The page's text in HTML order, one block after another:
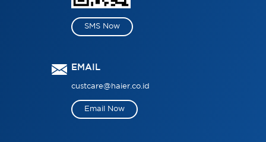
SMS Now
EMAIL
custcare@haier.co.id
Email Now